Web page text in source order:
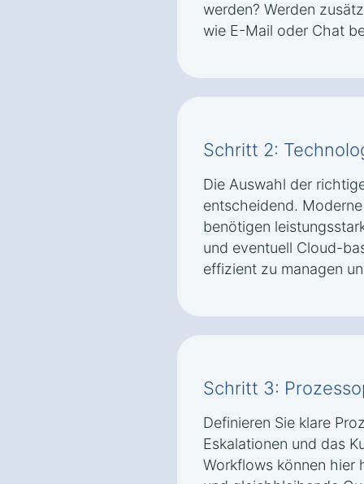
werden? Werden
wie E-Mail oder Chat
Schritt 2:
Die Auswahl der
entscheidend.
benötigen
und eventuell Cloud-
effizient zu managen
Schritt 3:
Definieren Sie klare
Eskalationen und das
Workflows können hier